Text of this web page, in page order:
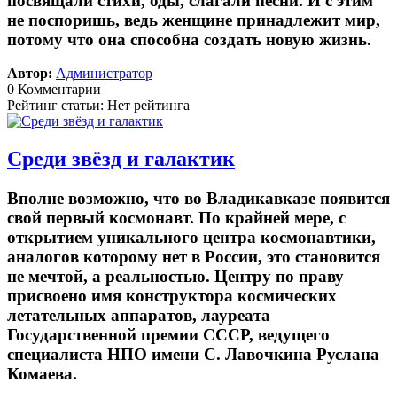
не поспоришь, ведь женщине принадлежит мир,
потому что она способна создать новую жизнь.
Автор: Администратор
0 Комментарии
Рейтинг статьи: Нет рейтинга
Среди звёзд и галактик
Вполне возможно, что во Владикавказе появится
свой первый космонавт. По крайней мере, с
открытием уникального центра космонавтики,
аналогов которому нет в России, это становится
не мечтой, а реальностью. Центру по праву
присвоено имя конструктора космических
летательных аппаратов, лауреата
Государственной премии СССР, ведущего
специалиста НПО имени С. Лавочкина Руслана
Комаева.